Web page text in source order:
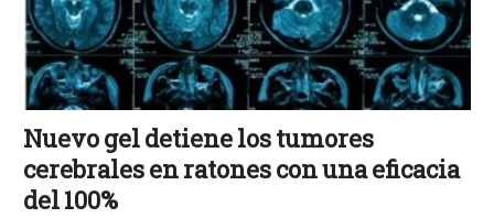
Nuevo gel detiene los tumores
cerebrales en ratones con una eficacia
del 100%